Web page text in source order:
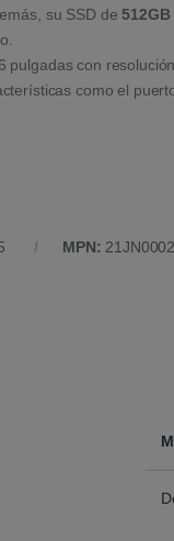
su SSD de512GB
pulgadas con
como el
MPN: